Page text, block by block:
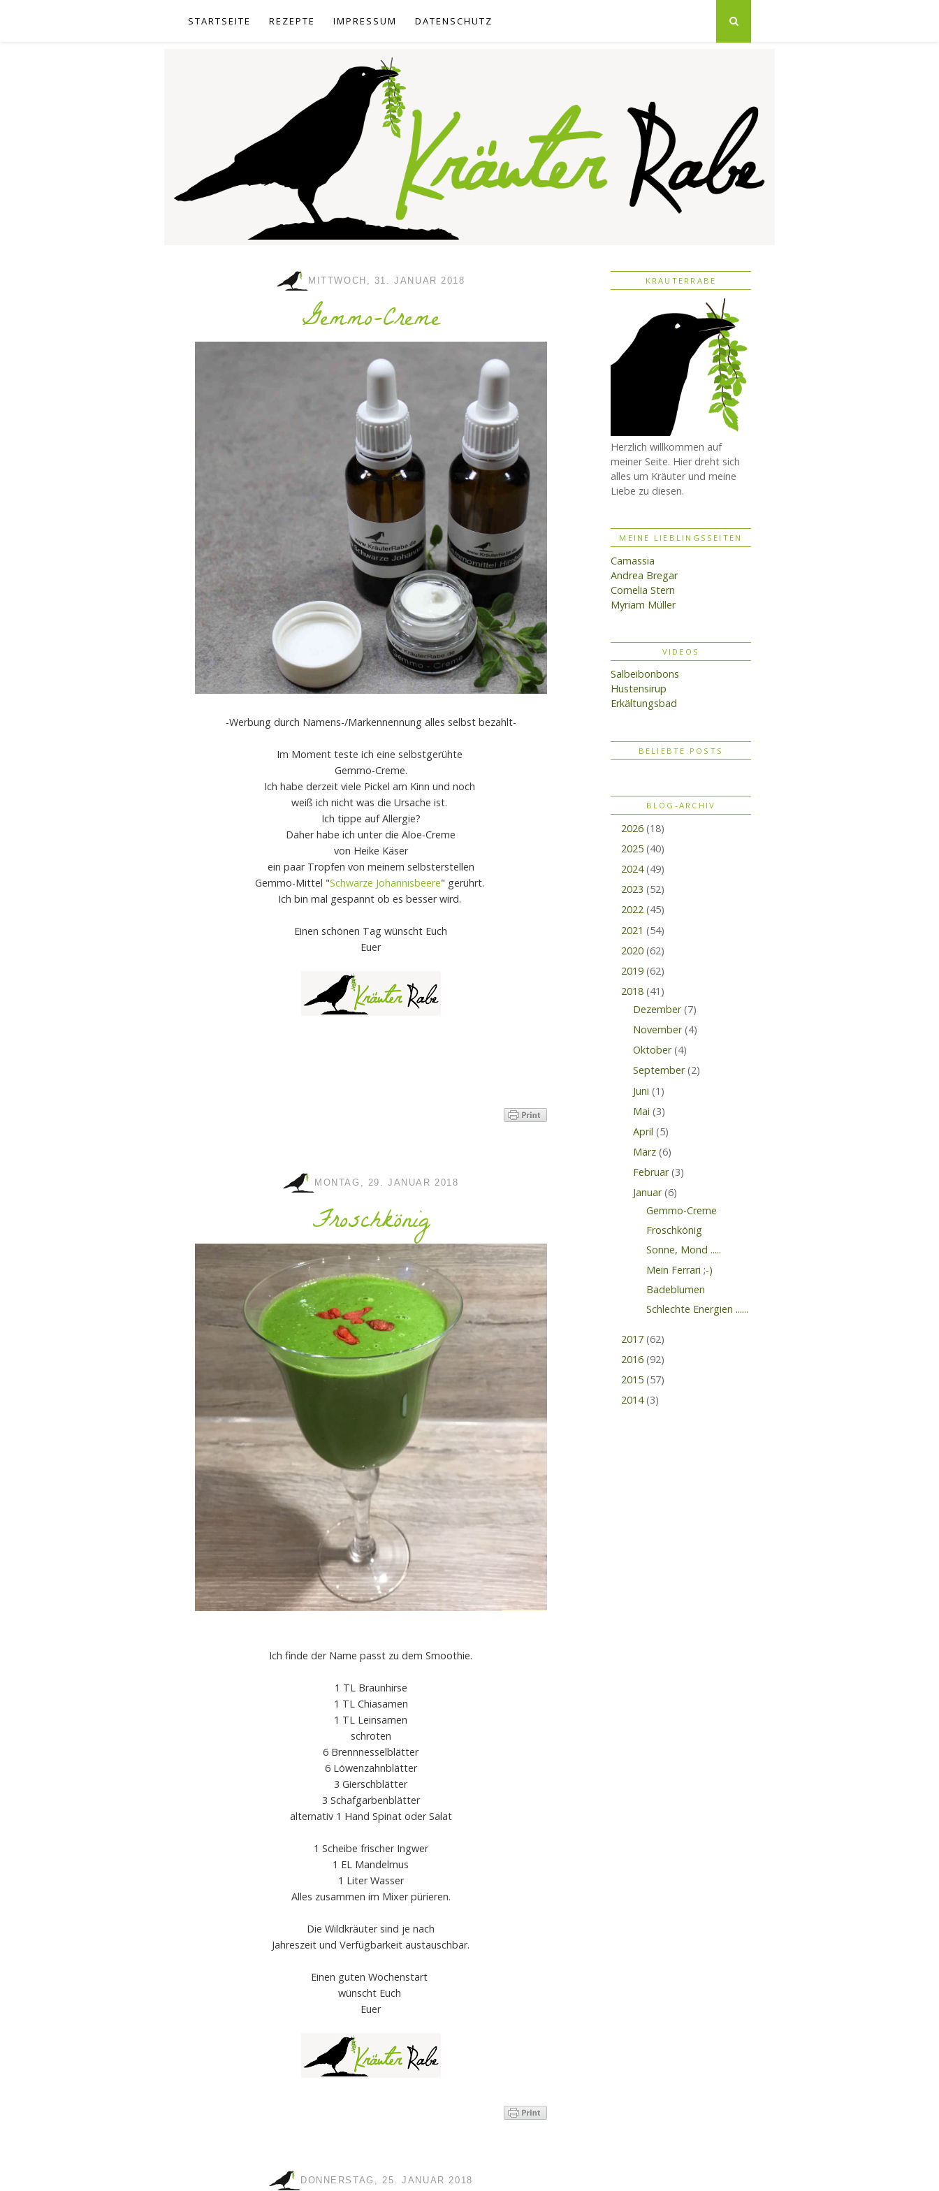
STARTSEITE REZEPTE IMPRESSUM DATENSCHUTZ
MITTWOCH, 31. JANUAR 2018
Gemmo-Creme
-Werbung durch Namens-/Markennennung alles selbst bezahlt-
Im Moment teste ich eine selbstgerühte
Gemmo-Creme.
Ich habe derzeit viele Pickel am Kinn und noch
weiß ich nicht was die Ursache ist.
Ich tippe auf Allergie?
Daher habe ich unter die Aloe-Creme
von Heike Käser
ein paar Tropfen von meinem selbsterstellen
Gemmo-Mittel "Schwarze Johannisbeere" gerührt.
Ich bin mal gespannt ob es besser wird.
Einen schönen Tag wünscht Euch
Euer
MONTAG, 29. JANUAR 2018
Froschkönig
Ich finde der Name passt zu dem Smoothie.
1 TL Braunhirse
1 TL Chiasamen
1 TL Leinsamen
schroten
6 Brennnesselblätter
6 Löwenzahnblätter
3 Gierschblätter
3 Schafgarbenblätter
alternativ 1 Hand Spinat oder Salat
1 Scheibe frischer Ingwer
1 EL Mandelmus
1 Liter Wasser
Alles zusammen im Mixer pürieren.
Die Wildkräuter sind je nach
Jahreszeit und Verfügbarkeit austauschbar.
Einen guten Wochenstart
wünscht Euch
Euer
DONNERSTAG, 25. JANUAR 2018
KRÄUTERRABE
Herzlich willkommen auf
meiner Seite. Hier dreht sich
alles um Kräuter und meine
Liebe zu diesen.
MEINE LIEBLINGSSEITEN
Camassia
Andrea Bregar
Cornelia Stern
Myriam Müller
VIDEOS
Salbeibonbons
Hustensirup
Erkältungsbad
BELIEBTE POSTS
BLOG-ARCHIV
2026 (18)
2025 (40)
2024 (49)
2023 (52)
2022 (45)
2021 (54)
2020 (62)
2019 (62)
2018 (41)
Dezember (7)
November (4)
Oktober (4)
September (2)
Juni (1)
Mai (3)
April (5)
März (6)
Februar (3)
Januar (6)
Gemmo-Creme
Froschkönig
Sonne, Mond .....
Mein Ferrari ;-)
Badeblumen
Schlechte Energien ......
2017 (62)
2016 (92)
2015 (57)
2014 (3)